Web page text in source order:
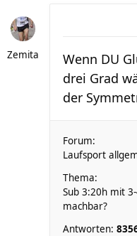
Zemita
Wenn DU
drei Grad
der
Forum:
Laufsport
Thema:
Sub 3:20h mit
machbar?
Antworten: